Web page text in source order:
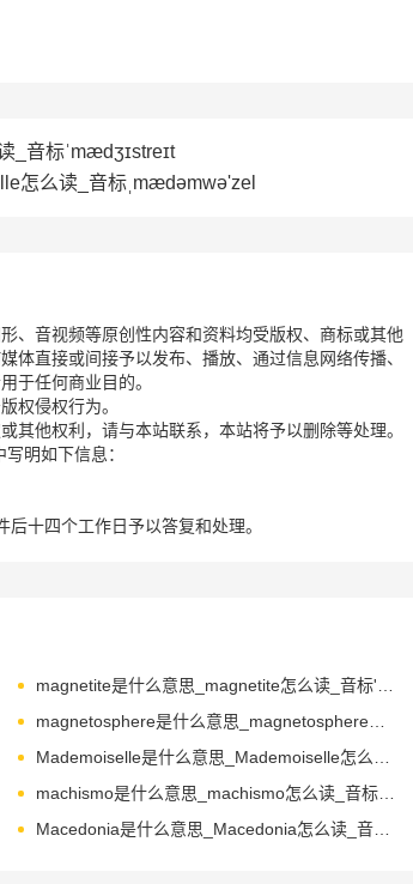
_音标ˈmædʒɪstreɪt
怎么读_音标ˌmædəmwə'zel
、音视频等原创性内容和资料均受版权、商标或其他
体直接或间接予以发布、播放、通过信息网络传播、
于任何商业目的。
权侵权行为。
其他权利，请与本站联系，本站将予以删除等处理。
明如下信息：
十四个工作日予以答复和处理。
magnetosphere是什么意思_magnetosphere怎么读_音标mæg'ni-təsfɪə
machismo是什么意思_machismo怎么读_音标məˈtʃɪzməʊ
Macedonia是什么意思_Macedonia怎么读_音标ˌmæsɪˈdəunjə